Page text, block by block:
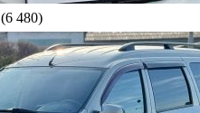
(6 480)